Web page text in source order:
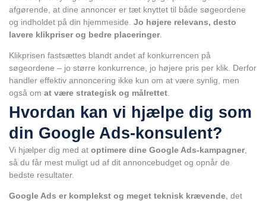
afgørende, at dine annoncer er tæt knyttet til både søgeordene
og indholdet på din hjemmeside. Jo højere relevans, desto
lavere klikpriser og bedre placeringer.
Klikprisen fastsættes blandt andet af konkurrencen på
søgeordene – jo større konkurrence, jo højere pris per klik. Derfor
handler effektiv annoncering ikke kun om at være synlig, men
også om at være strategisk og målrettet
Hvordan kan vi hjælpe dig som
din Google Ads-konsulent?
Vi hjælper dig med at optimere dine Google Ads-kampagner,
så du får mest muligt ud af dit annoncebudget og opnår de
bedste resultater.
Google Ads er komplekst og meget teknisk krævende , det